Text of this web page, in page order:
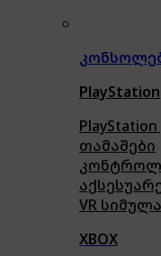
PlayStation
თამაშები
აქსე
VR
XBOX